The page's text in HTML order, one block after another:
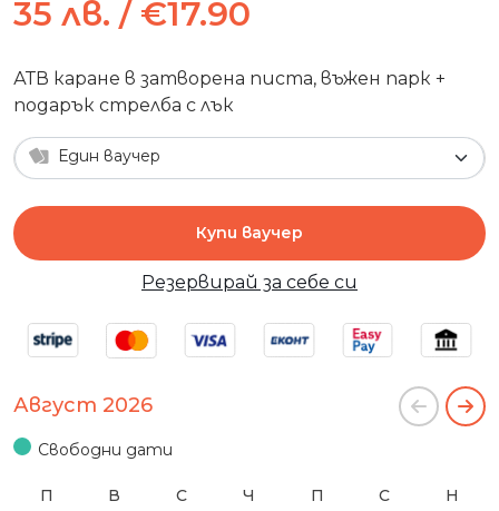
35 лв. / €17.90
АТВ каране в затворена писта, въжен парк +
подарък стрелба с лък
Един ваучер
Купи ваучер
Резервирай за себе си
Август 2026
Свободни дати
П В С Ч П С Н